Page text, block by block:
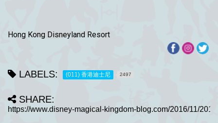
Hong Kong Disneyland Resort
LABELS: (011) 香港迪士尼 2497
SHARE: